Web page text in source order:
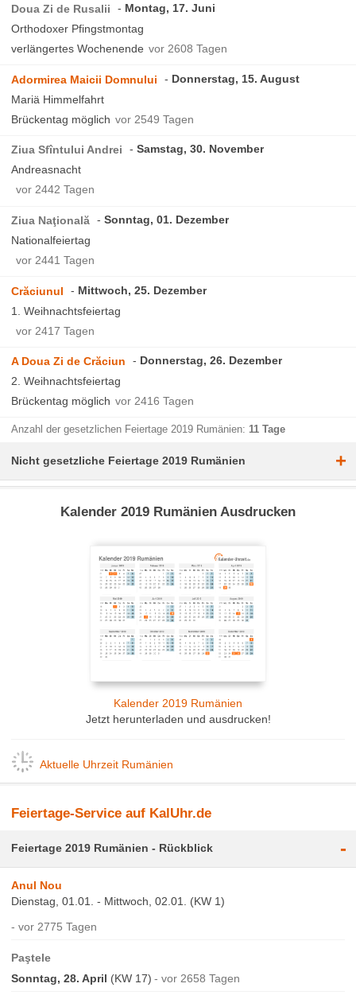
Doua Zi de Rusalii
Montag, 17. Juni
Orthodoxer Pfingstmontag
verlängertes Wochenende vor 2608 Tagen
Adormirea Maicii Domnului
Donnerstag, 15. August
Mariä Himmelfahrt
Brückentag möglich vor 2549 Tagen
Ziua Sfîntului Andrei
Samstag, 30. November
Andreasnacht
vor 2442 Tagen
Ziua Naţională
Sonntag, 01. Dezember
Nationalfeiertag
vor 2441 Tagen
Crăciunul
Mittwoch, 25. Dezember
1. Weihnachtsfeiertag
vor 2417 Tagen
A Doua Zi de Crăciun
Donnerstag, 26. Dezember
2. Weihnachtsfeiertag
Brückentag möglich vor 2416 Tagen
Anzahl der gesetzlichen Feiertage 2019 Rumänien:11 Tage
Nicht gesetzliche Feiertage 2019 Rumänien +
Kalender 2019 Rumänien Ausdrucken
Kalender 2019 Rumänien
Jetzt herunterladen und ausdrucken!
Aktuelle Uhrzeit Rumänien
Feiertage-Service auf KalUhr.de
Feiertage 2019 Rumänien - Rückblick -
Anul Nou
Dienstag, 01.01. - Mittwoch, 02.01. (KW 1)
vor 2775 Tagen
Paştele
Sonntag, 28. April (KW 17) vor 2658 Tagen